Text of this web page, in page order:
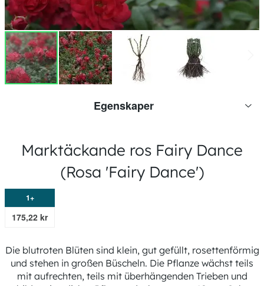
Marktäckande ros Fairy Dance
(Rosa 'Fairy Dance')
1+
175,22 kr
Die blutroten Blüten sind klein, gut gefüllt, rosettenförmig
und stehen in großen Büscheln. Die Pflanze wächst teils
mit aufrechten, teils mit überhängenden Trieben und
Egenskaper
40 cm
Lite
Medel 20-40 cm
1x per år
Nej
Full sol, Halvskugga
Juni till oktober
Röd
Med taggar eller vass blad, Doftand
bildgalleriet